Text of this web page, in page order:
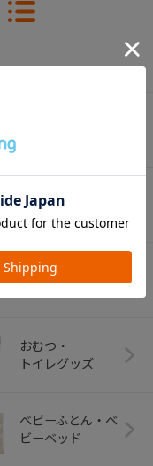
抱っこひも
（子守帯）
おしゃぶり
おむつ・
トイレグッズ
ベビーふとん・ベ
ビーベッド